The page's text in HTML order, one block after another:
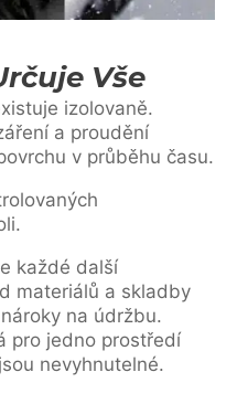
Vše
izolovaně.
a proudění
v průběhu času.
každé další
materiálů a skladby
na údržbu.
pro jedno prostředí
nevyhnutelné.